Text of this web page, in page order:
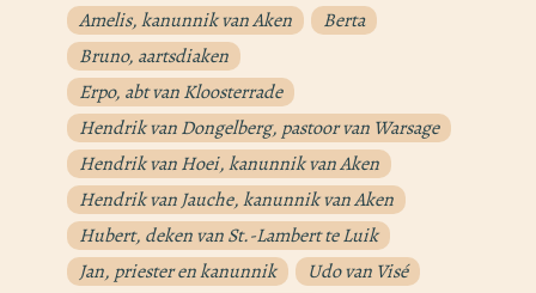
Amelis, kanunnik van Aken
Berta
Bruno, aartsdiaken
Erpo, abt van Kloosterrade
Hendrik van Dongelberg, pastoor van Warsage
Hendrik van Hoei, kanunnik van Aken
Hendrik van Jauche, kanunnik van Aken
Hubert, deken van St.-Lambert te Luik
Jan, priester en kanunnik
Udo van Visé